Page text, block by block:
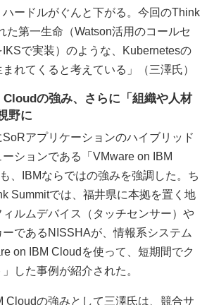
ードルがぐんと下がる。今回のThink
た第一生命（Watson活用のコールセ
で実装）のような、Kubernetesの
れてくると考えている」（三澤氏）
の強み、さらに「組織や人材
野に
アプリケーションのハイブリッド
ションである「VMware on IBM
、IBMならではの強みを強調した。ち
Summitでは、福井県に本拠を置く地
ルムデバイス（タッチセンサー）や
であるNISSHAが、情報系システム
on IBM Cloudを使って、短期間でク
した事例が紹介された。
の強みとして三澤氏は、競合サ